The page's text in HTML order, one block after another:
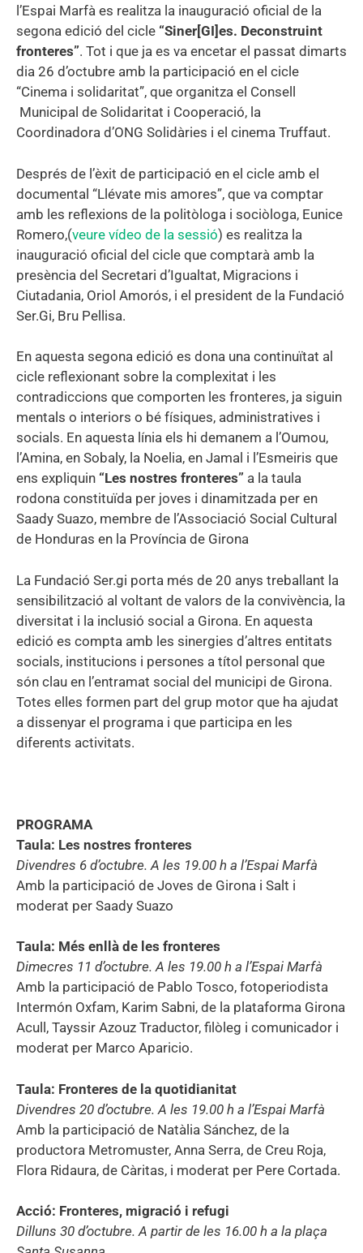
l’Espai Marfà es realitza la inauguració oficial de la
segona edició del cicle “Siner[GI]es. Deconstruint
fronteres”. Tot i que ja es va encetar el passat dimarts
dia 26 d’octubre amb la participació en el cicle
“Cinema i solidaritat”, que organitza el Consell
Municipal de Solidaritat i Cooperació, la
Coordinadora d’ONG Solidàries i el cinema Truffaut.
Després de l’èxit de participació en el cicle amb el
documental “Llévate mis amores”, que va comptar
amb les reflexions de la politòloga i sociòloga, Eunice
Romero,(veure vídeo de la sessió) es realitza la
inauguració oficial del cicle que comptarà amb la
presència del Secretari d’Igualtat, Migracions i
Ciutadania, Oriol Amorós, i el president de la Fundació
Ser.Gi, Bru Pellisa.
En aquesta segona edició es dona una continuïtat al
cicle reflexionant sobre la complexitat i les
contradiccions que comporten les fronteres, ja siguin
mentals o interiors o bé físiques, administratives i
socials. En aquesta línia els hi demanem a l’Oumou,
l’Amina, en Sobaly, la Noelia, en Jamal i l’Esmeiris que
ens expliquin “Les nostres fronteres” a la taula
rodona constituïda per joves i dinamitzada per en
Saady Suazo, membre de l’Associació Social Cultural
de Honduras en la Província de Girona
La Fundació Ser.gi porta més de 20 anys treballant la
sensibilització al voltant de valors de la convivència, la
diversitat i la inclusió social a Girona. En aquesta
edició es compta amb les sinergies d’altres entitats
socials, institucions i persones a títol personal que
són clau en l’entramat social del municipi de Girona.
Totes elles formen part del grup motor que ha ajudat
a dissenyar el programa i que participa en les
diferents activitats.
PROGRAMA
Taula: Les nostres fronteres
Divendres 6 d’octubre. A les 19.00 h a l’Espai Marfà
Amb la participació de Joves de Girona i Salt i
moderat per Saady Suazo
Taula: Més enllà de les fronteres
Dimecres 11 d’octubre. A les 19.00 h a l’Espai Marfà
Amb la participació de Pablo Tosco, fotoperiodista
Intermón Oxfam, Karim Sabni, de la plataforma Girona
Acull, Tayssir Azouz Traductor, filòleg i comunicador i
moderat per Marco Aparicio.
Taula: Fronteres de la quotidianitat
Divendres 20 d’octubre. A les 19.00 h a l’Espai Marfà
Amb la participació de Natàlia Sánchez, de la
productora Metromuster, Anna Serra, de Creu Roja,
Flora Ridaura, de Càritas, i moderat per Pere Cortada.
Acció: Fronteres, migració i refugi
Dilluns 30 d’octubre. A partir de les 16.00 h a la plaça